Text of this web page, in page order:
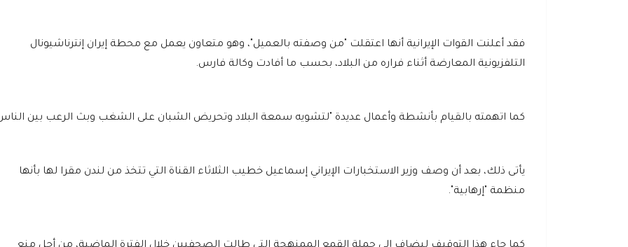
فقد أعلنت القوات الإيرانية أنها اعتقلت "من وصفته بالعميل"، وهو متعاون يعمل مع محطة إيران إنترناشيونال
التلفزيونية المعارضة أثناء فراره من البلاد، بحسب ما أفادت وكالة فارس.
كما اتهمته بالقيام بأنشطة وأعمال عديدة "لتشويه سمعة البلاد وتحريض الشبان على الشغب وبث الرعب بين
يأتى ذلك، بعد أن وصف وزير الاستخبارات الإيراني إسماعيل خطيب الثلاثاء القناة التي تتخذ من لندن مقرا لها بأنها
منظمة "إرهابية".